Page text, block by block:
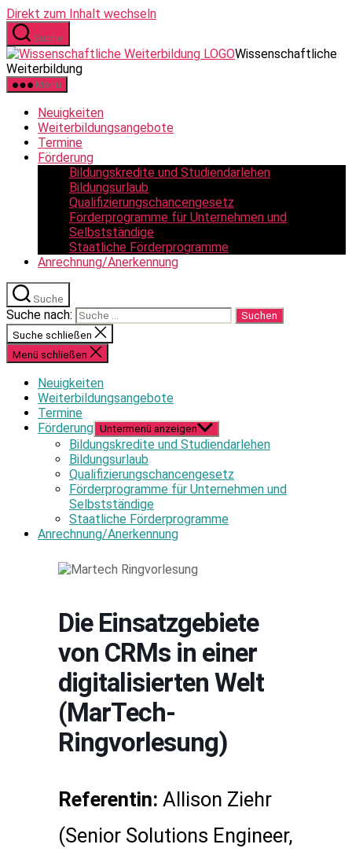
Direkt zum Inhalt wechseln
Suche
Wissenschaftliche
Weiterbildung
Menü
Neuigkeiten
Weiterbildungsangebote
Termine
Förderung
Bildungskredite und Studiendarlehen
Bildungsurlaub
Qualifizierungschancengesetz
Förderprogramme für Unternehmen und
Selbstständige
Staatliche Förderprogramme
Anrechnung/Anerkennung
Suche
Suche nach:
Suche schließen
Menü schließen
Neuigkeiten
Weiterbildungsangebote
Termine
Förderung Untermenü anzeigen
Bildungskredite und Studiendarlehen
Bildungsurlaub
Qualifizierungschancengesetz
Förderprogramme für Unternehmen und
Selbstständige
Staatliche Förderprogramme
Anrechnung/Anerkennung
Die Einsatzgebiete
von CRMs in einer
digitalisierten Welt
(MarTech-
Ringvorlesung)
Referentin: Allison Ziehr
(Senior Solutions Engineer,